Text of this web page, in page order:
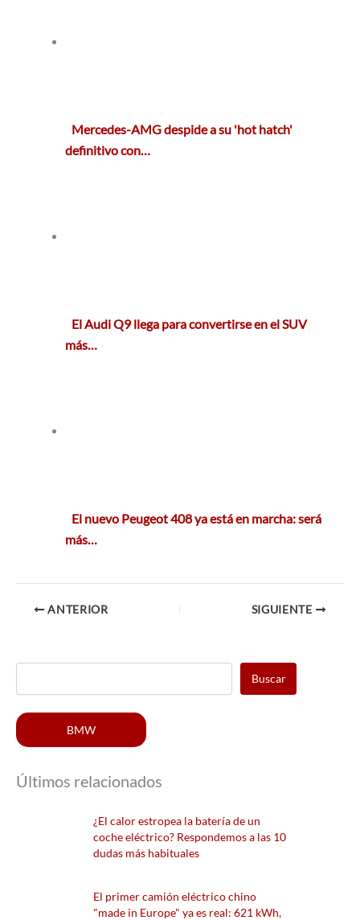
Mercedes-AMG despide a su 'hot hatch'
definitivo con…
El Audi Q9 llega para convertirse en el SUV
más…
El nuevo Peugeot 408 ya está en marcha: será
más…
ANTERIOR SIGUIENTE
Buscar
BMW
Últimos relacionados
¿El calor estropea la batería de un
coche eléctrico? Respondemos a las 10
dudas más habituales
El primer camión eléctrico chino
"made in Europe" ya es real: 621 kWh,